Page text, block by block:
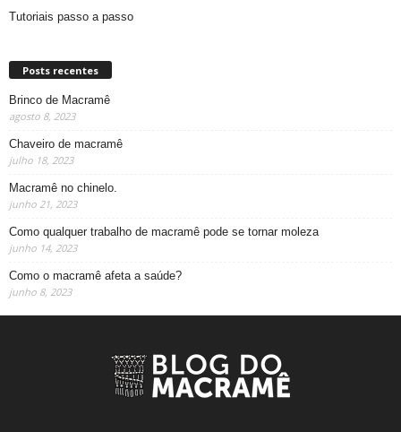
Tutoriais passo a passo
Posts recentes
Brinco de Macramê
agosto 8, 2023
Chaveiro de macramê
julho 18, 2023
Macramê no chinelo.
junho 21, 2023
Como qualquer trabalho de macramê pode se tornar moleza
junho 14, 2023
Como o macramê afeta a saúde?
junho 8, 2023